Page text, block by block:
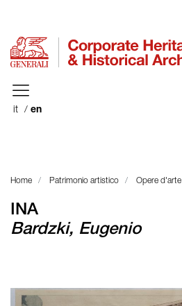
it en
Home Patrimonio artistico Opere d'arte
INA
Bardzki, Eugenio